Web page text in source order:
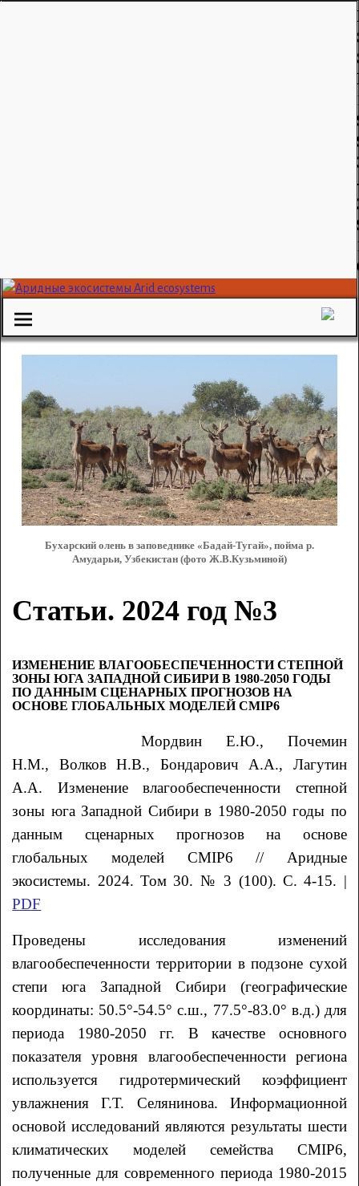
Бухарский олень в заповеднике «Бадай-Тугай», пойма р.
Амударьи, Узбекистан (фото Ж.В.Кузьминой)
Статьи. 2024 год №3
ИЗМЕНЕНИЕ ВЛАГООБЕСПЕЧЕННОСТИ СТЕПНОЙ
ЗОНЫ ЮГА ЗАПАДНОЙ СИБИРИ В 1980-2050 ГОДЫ
ПО ДАННЫМ СЦЕНАРНЫХ ПРОГНОЗОВ НА
ОСНОВЕ ГЛОБАЛЬНЫХ МОДЕЛЕЙ CMIP6
Мордвин Е.Ю., Почемин
Н.М., ВолковН.В., Бондарович А.А., Лагутин
А.А. Изменение влагообеспеченности степной
зоны юга Западной Сибири в 1980-2050 годы по
данным сценарных прогнозов на основе
глобальных моделей CMIP6 // Аридные
экосистемы. 2024. Том 30. № 3 (100). С. 4-15. |
PDF
Проведены исследования изменений
влагообеспеченности территории в подзоне сухой
степи юга Западной Сибири (географические
координаты: 50.5°-54.5° с.ш., 77.5°-83.0° в.д.) для
периода 1980-2050 гг. В качестве основного
показателя уровня влагообеспеченности региона
используется гидротермический коэффициент
увлажнения Г.Т. Селянинова. Информационной
основой исследований являются результаты шести
климатических моделей семейства CMIP6,
полученные для современного периода 1980-2015